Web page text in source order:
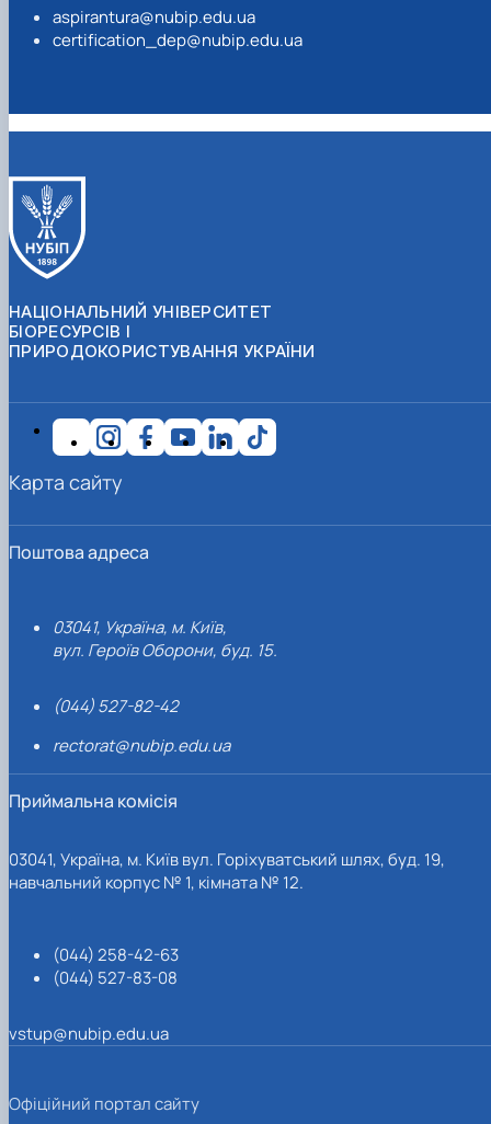
aspirantura@nubip.edu.ua
certification_dep@nubip.edu.ua
НАЦІОНАЛЬНИЙ УНІВЕРСИТЕТ
БІОРЕСУРСІВ І
ПРИРОДОКОРИСТУВАННЯ УКРАЇНИ
Поштова адреса
03041, Україна, м. Київ,
вул. Героїв Оборони, буд. 15.
(044) 527-82-42
rectorat@nubip.edu.ua
Приймальна комісія
03041, Україна, м. Київ вул. Горіхуватський шлях, буд. 19,
навчальний корпус № 1, кімната № 12.
(044) 258-42-63
(044) 527-83-08
vstup@nubip.edu.ua
Карта сайту
Офіційний портал сайту